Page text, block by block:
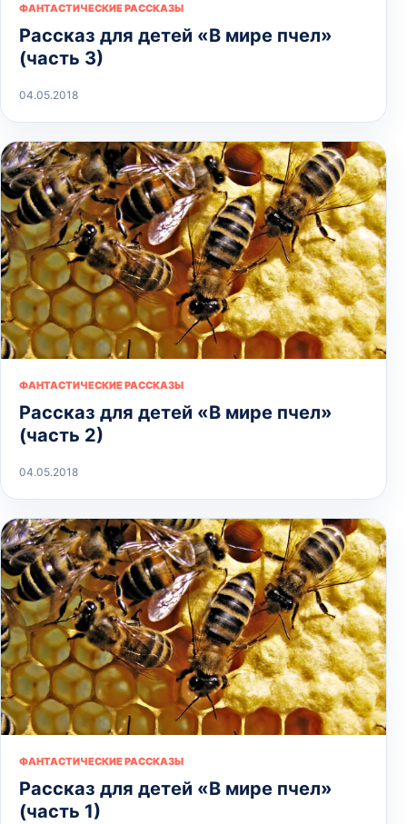
ФАНТАСТИЧЕСКИЕ РАССКАЗЫ
Рассказ для детей «В мире пчел»
(часть 3)
04.05.2018
ФАНТАСТИЧЕСКИЕ РАССКАЗЫ
Рассказ для детей «В мире пчел»
(часть 2)
04.05.2018
ФАНТАСТИЧЕСКИЕ РАССКАЗЫ
Рассказ для детей «В мире пчел»
(часть 1)